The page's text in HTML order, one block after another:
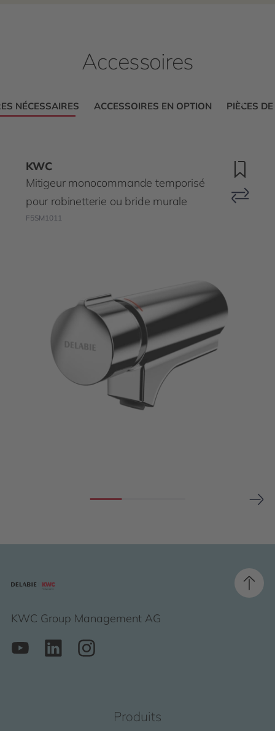
Accessoires
NÉCESSAIRES ACCESSOIRES EN OPTION PIÈCES
KWC
Mitigeur monocommande temporisé
pour robinetterie ou bride murale
F5SM1011
KWC Group Management AG
Produits